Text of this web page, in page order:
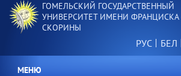
Перейти
основному
ГОМЕЛЬСКИЙ ГОСУДАРСТВЕННЫЙ
УНИВЕРСИТЕТ ИМЕНИ ФРАНЦИСКА
СКОРИНЫ
РУС БЕЛ
МЕНЮ